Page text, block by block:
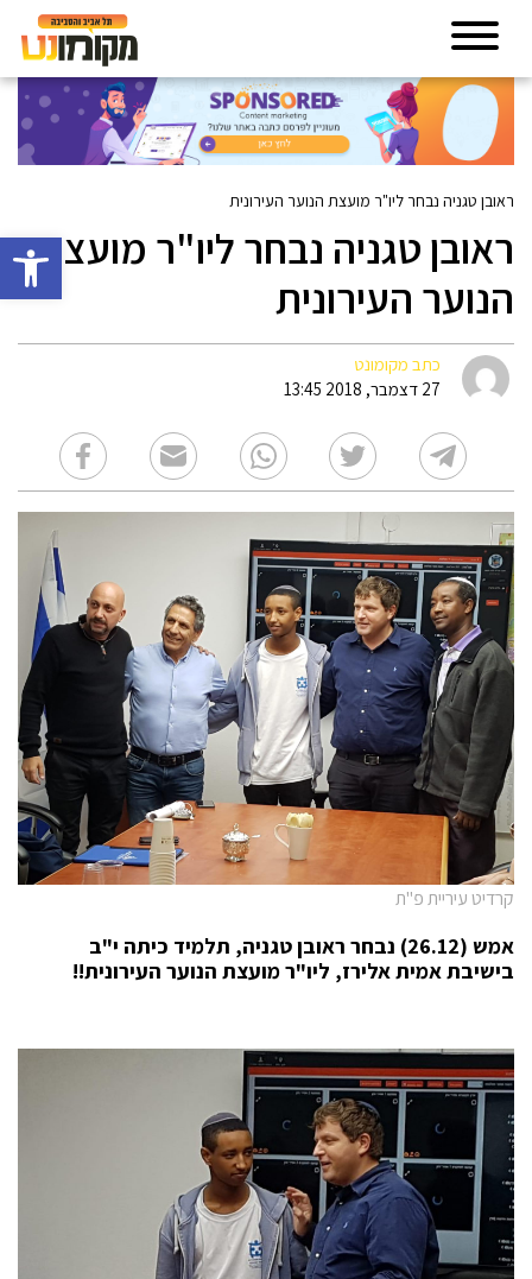
פתח
ראובן טגניה נבחר ליו"ר מועצת הנוער העירונית
ראובן טגניה נבחר ליו"ר מועצת
הנוער העירונית
כתב מקומונט
27 דצמבר, 2018 13:45
קרדיט עיריית פ"ת
אמש (26.12) נבחר ראובן טגניה, תלמיד כיתה י"ב
בישיבת אמית אלירז, ליו"ר מועצת הנוער העירונית!!